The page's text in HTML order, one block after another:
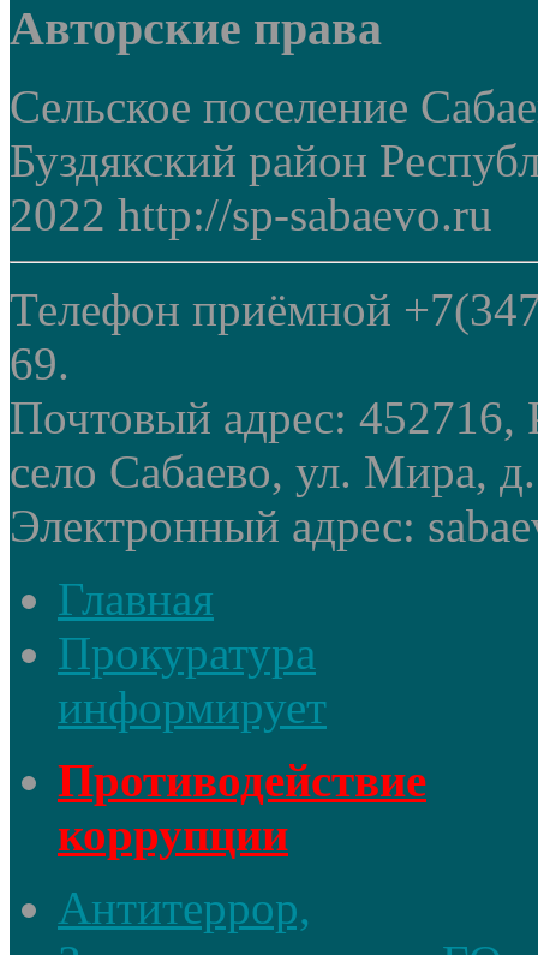
Авторские права
Сельское поселение
Буздякский район
2022 http://sp-sabaevo.ru
Телефон приёмной
69.
Почтовый адрес: 452716,
село Сабаево, ул. Мира,
Электронный адрес:
Главная
Прокуратура
информирует
Противодействие
коррупции
Антитеррор,